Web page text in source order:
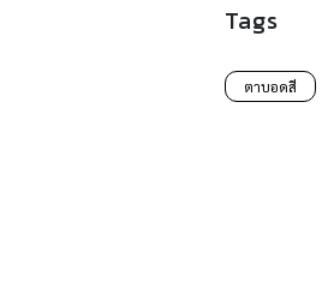
Tags
ตาบอดสี